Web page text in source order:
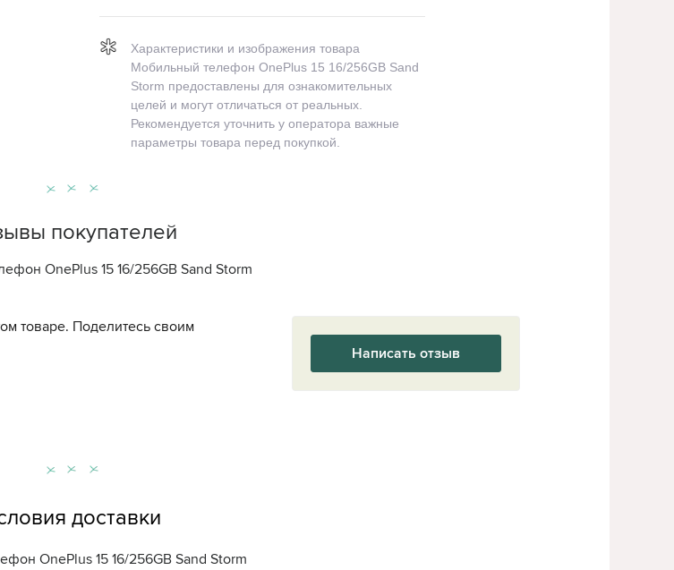
Характеристики и изображения товара
Мобильный телефон OnePlus 15 16/256GB Sand
Storm предоставлены для ознакомительных
целей и могут отличаться от реальных.
Рекомендуется уточнить у оператора важные
параметры товара перед покупкой.
покупателей
OnePlus 15 16/256GB Sand Storm
товаре. Поделитесь своим
Написать отзыв
доставки
OnePlus 15 16/256GB Sand Storm